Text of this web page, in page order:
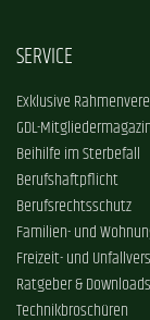
SERVICE
Exklusive
GDL-Mitgliedermagazin
Beihilfe im Sterbefall
Berufshaftpflicht
Berufsrechtsschutz
Familien- und
Freizeit- und
Ratgeber & Downloads
Technikbroschüren